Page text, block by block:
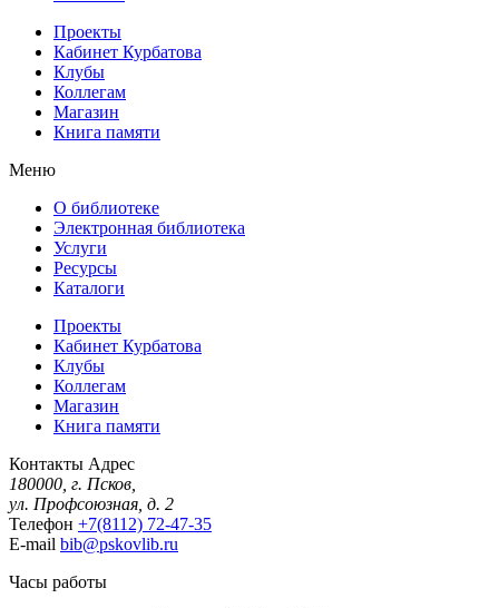
Проекты
Кабинет Курбатова
Клубы
Коллегам
Магазин
Книга памяти
Меню
О библиотеке
Электронная библиотека
Услуги
Ресурсы
Каталоги
Проекты
Кабинет Курбатова
Клубы
Коллегам
Магазин
Книга памяти
Контакты Адрес
180000, г. Псков,
ул. Профсоюзная, д. 2
Телефон +7(8112) 72-47-35
E-mail bib@pskovlib.ru
Часы работы